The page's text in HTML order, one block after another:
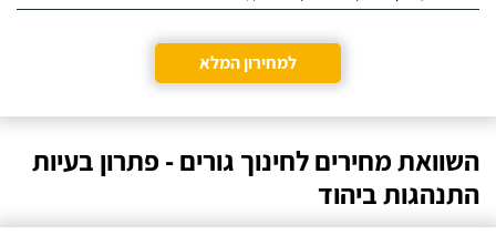
למחירון המלא
השוואת מחירים לחינוך גורים - פתרון בעיות
התנהגות ביהוד